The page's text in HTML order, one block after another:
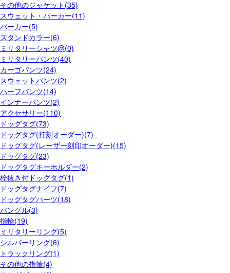
その他のジャケット(35)
スウェット・パーカー(11)
パーカー(5)
スタンドカラー(6)
ミリタリーシャツ@(0)
ミリタリーパンツ(40)
カーゴパンツ(24)
スウェットパンツ(2)
ハーフパンツ(14)
インナーパンツ(2)
アクセサリー(110)
ドッグタグ(73)
ドッグタグ(打刻オーダー)(7)
ドッグタグ(レーザー刻印オーダー)(15)
ドッグタグ(23)
ドッグタグキーホルダー(2)
栓抜き付ドッグタグ(1)
ドッグタグナイフ(7)
ドッグタグパーツ(18)
バングル(3)
指輪(19)
ミリタリーリング(5)
シルバーリング(6)
トラックリング(1)
その他の指輪(4)